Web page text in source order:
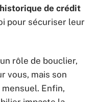
historique de crédit
pour sécuriser leur
rôle de bouclier,
vous, mais son
Enfin,